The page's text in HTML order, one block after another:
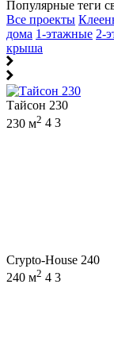
Популярные теги
Все проекты
дома 1-этажные 2-
крыша
Тайсон 230
230 м2 4 3
Crypto-House 240
240 м2 4 3